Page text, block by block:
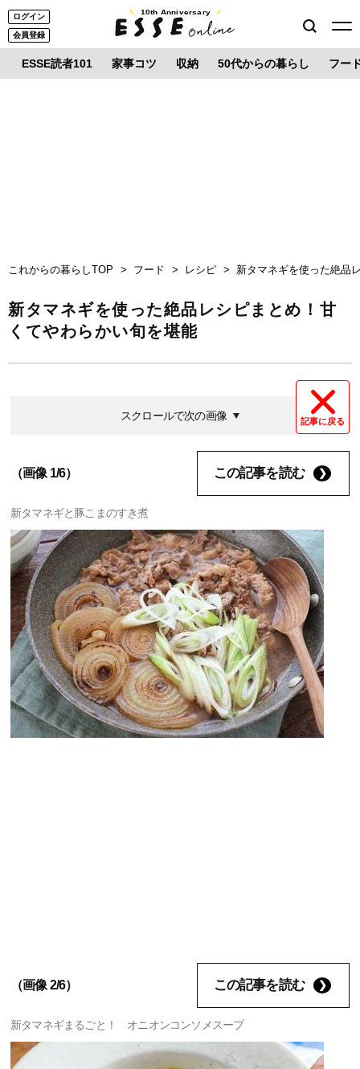
ログイン
会員登録
10th Anniversary
ESSE読者101 家事コツ 収納 50代からの暮らし フー
これからの暮らしTOP フード レシピ 新タマネギを使った絶品
新タマネギを使った絶品レシピまとめ！甘
くてやわらかい旬を堪能
記事に戻る
スクロールで次の画像
（画像 1/6） この記事を読む
新タマネギと豚こまのすき煮
（画像 2/6） この記事を読む
新タマネギまるごと！ オニオンコンソメスープ